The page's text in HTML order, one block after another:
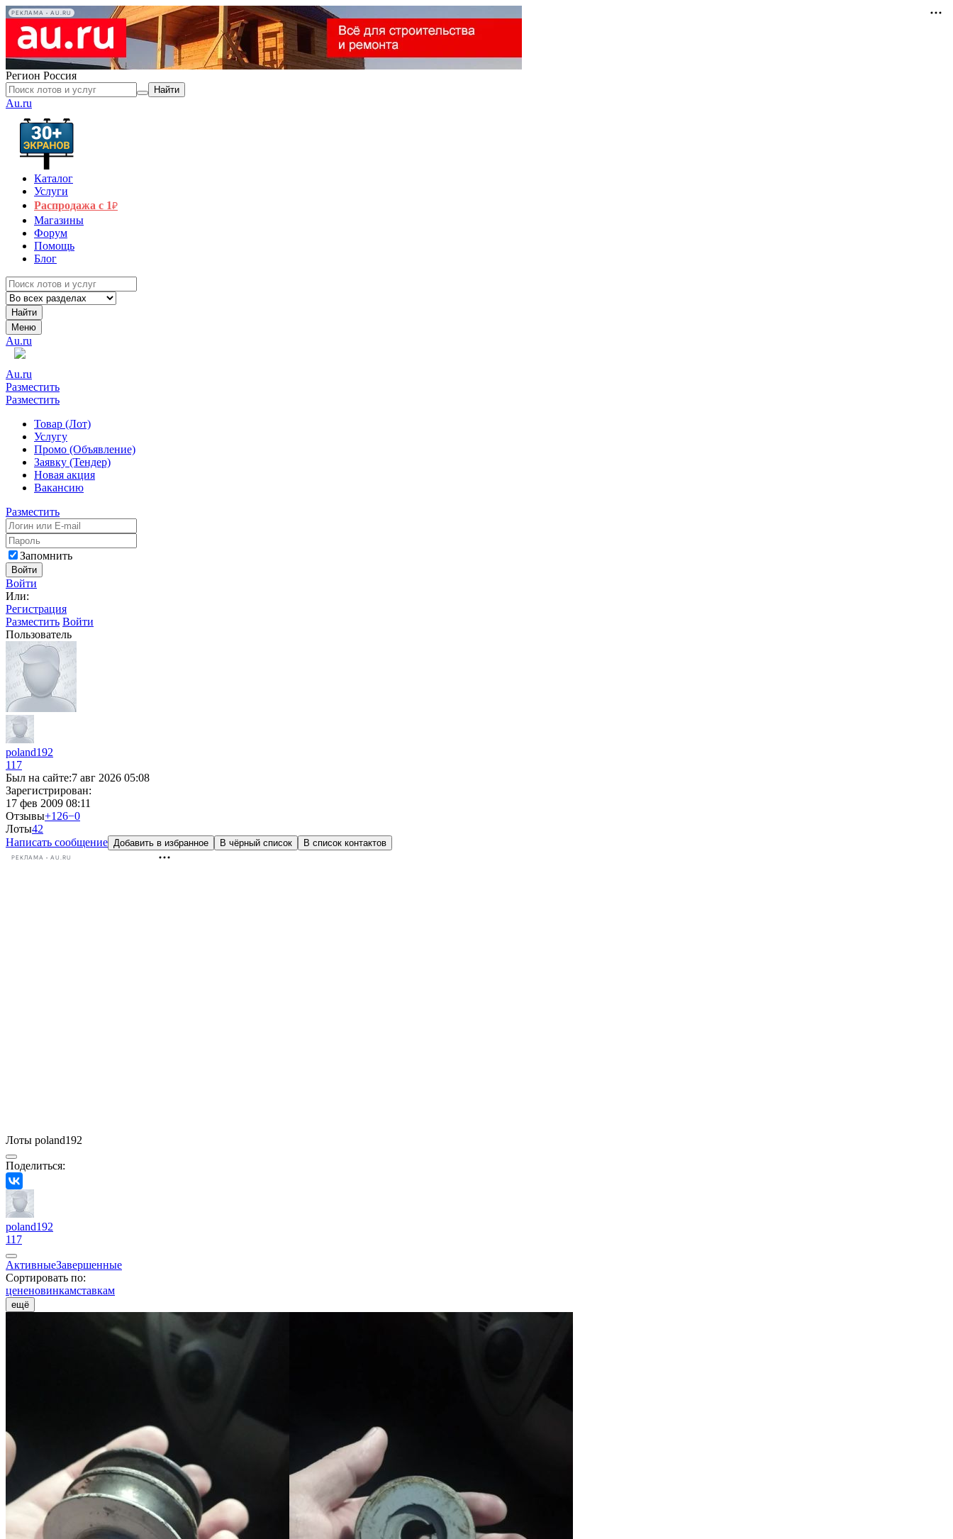
РЕКЛАМА • AU.RU
Регион Россия
Найти
Au.ru
Каталог
Услуги
Распродажа с 1₽
Магазины
Форум
Помощь
Блог
Найти
Меню
Au.ru
Au.ru
Разместить
Разместить
Товар (Лот)
Услугу
Промо (Объявление)
Заявку (Тендер)
Новая акция
Вакансию
Разместить
Запомнить
Войти
Войти
Или:
Регистрация
Разместить Войти
Пользователь
poland192
117
Был на сайте:7 авг 2026 05:08
Зарегистрирован:
17 фев 2009 08:11
Отзывы+126−0
Лоты42
Написать сообщение Добавить в избранное В чёрный список В список контактов
РЕКЛАМА • AU.RU
Лоты poland192
Поделиться:
poland192
117
АктивныеЗавершенные
Сортировать по:
цененовинкамставкам
ещё